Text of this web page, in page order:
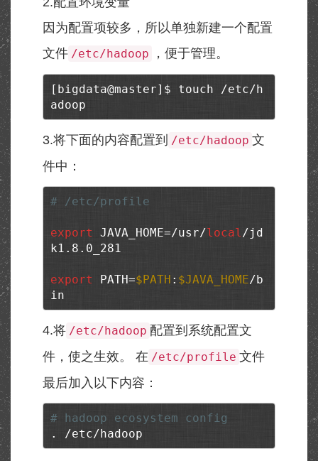
因为配置项较多，所以单独新建一个配置
文件 /etc/hadoop ，便于管理。
[bigdata@master]$ touch /etc/h
adoop
3.将下面的内容配置到 /etc/hadoop 文
件中：
# /etc/profile
export JAVA_HOME=/usr/local /jd
k1.8.0_281
export PATH=$PATH : $JAVA_HOME/b
in
4.将 /etc/hadoop 配置到系统配置文
件，使之生效。 在 /etc/profile 文件
最后加入以下内容：
# hadoop ecosystem config
. /etc/hadoop